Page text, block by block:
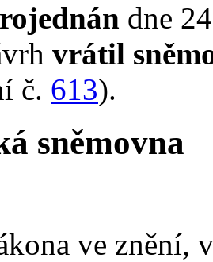
dne
vrátil
č. 613).
sněmovna
ve znění,